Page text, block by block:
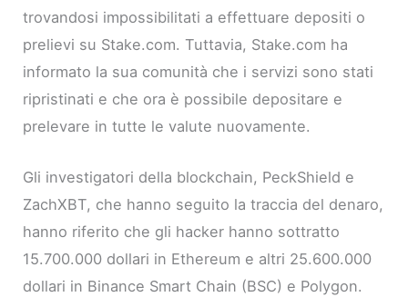
trovandosi impossibilitati a effettuare depositi o
prelievi su Stake.com. Tuttavia, Stake.com ha
informato la sua comunità che i servizi sono stati
ripristinati e che ora è possibile depositare e
prelevare in tutte le valute nuovamente.
Gli investigatori della blockchain, PeckShield e
ZachXBT, che hanno seguito la traccia del denaro,
hanno riferito che gli hacker hanno sottratto
15.700.000 dollari in Ethereum e altri 25.600.000
dollari in Binance Smart Chain (BSC) e Polygon.